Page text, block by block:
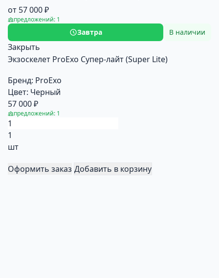
от 57 000 ₽
предложений: 1
Завтра В наличии
Закрыть
Экзоскелет ProExo Супер-лайт (Super Lite)
Бренд: ProExo
Цвет: Черный
57 000 ₽
предложений: 1
1
шт
Оформить заказ Добавить в корзину